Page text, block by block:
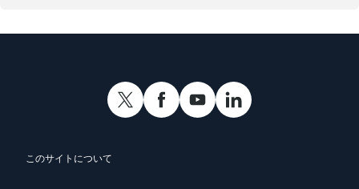
わせ先までご連絡ください。
では、お客様がどのような製品・サービスに関心を持たれているか
このサイトについて